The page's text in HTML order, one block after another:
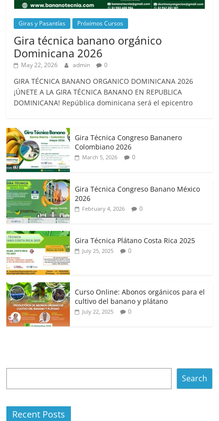
Giras y Pasantías Próximos Cursos
Gira técnica banano orgánico
Dominicana 2026
May 22, 2026 admin 0
GIRA TÉCNICA BANANO ORGANICO DOMINICANA 2026
¡ÚNETE A LA GIRA TÉCNICA BANANO EN REPUBLICA
DOMINICANA! República dominicana será el epicentro
Gira Técnica Congreso Bananero
Colombiano 2026
March 5, 2026 0
Gira Técnica Congreso Banano México
2026
February 4, 2026 0
Gira Técnica Plátano Costa Rica 2025
July 25, 2025 0
Curso Online: Abonos orgánicos para el
cultivo del banano y plátano
July 22, 2025 0
Search
Recent Posts